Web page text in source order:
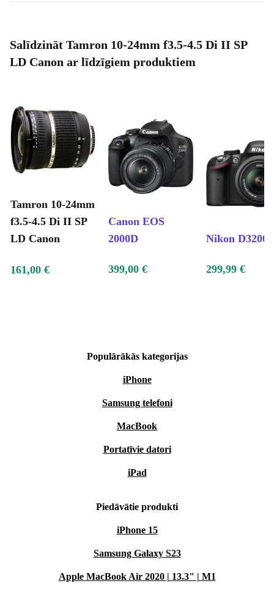
Salīdzināt Tamron 10-24mm f3.5-4.5 Di II SP
LD Canon ar līdzīgiem produktiem
Tamron 10-24mm
f3.5-4.5 Di II SP
LD Canon
Canon EOS
2000D
Nikon D3200
161,00 € 399,00 € 299,99 €
Populārākās kategorijas
iPhone
Samsung telefoni
MacBook
Portatīvie datori
iPad
Piedāvātie produkti
iPhone 15
Samsung Galaxy S23
Apple MacBook Air 2020 | 13.3" | M1